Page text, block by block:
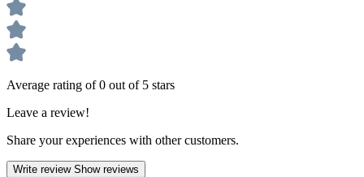
Average rating of 0 out of 5 stars
Leave a review!
Share your experiences with other customers.
Write review Show reviews